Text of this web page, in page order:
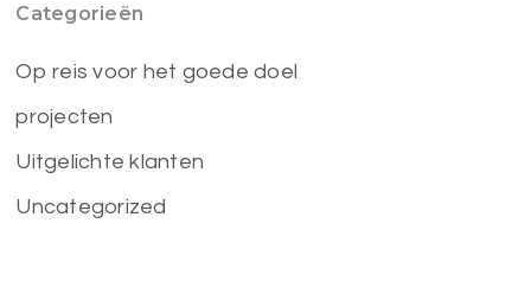
Categorieën
Op reis voor het goede doel
projecten
Uitgelichte klanten
Uncategorized